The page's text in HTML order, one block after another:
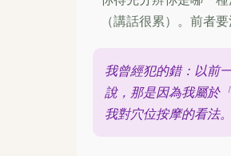
（講話很累）。前者
我曾經犯的錯：以前
說，那是因為我屬於
我對穴位按摩的看法。